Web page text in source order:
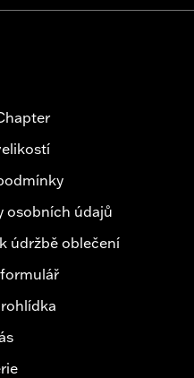
osobních údajů
údržbě oblečení